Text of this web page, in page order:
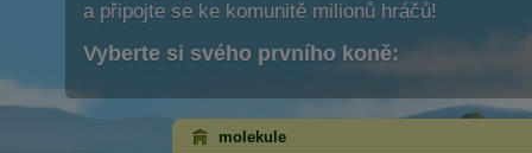
a připojte se ke komunitě milionů hráčů!
Vyberte si svého prvního koně:
molekule